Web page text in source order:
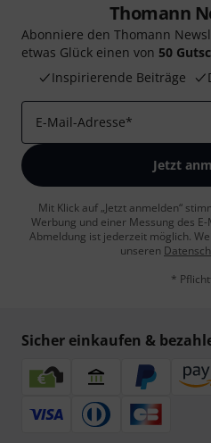
Thomann
Abonniere den Thomann
etwas Glück einen von 50
Inspirierende Beiträge
E-Mail-Adresse*
Jetzt
Mit Klick auf „Jetzt anmelden“
Werbung und einer Messung des
Abmeldung ist jederzeit möglich.
unseren
*
Sicher einkaufen &